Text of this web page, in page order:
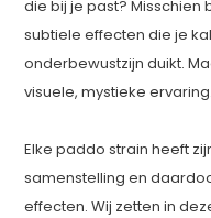
die bij je past?
subtiele effecten die je
onderbewustzijn duikt.
visuele, mystieke ervaring.
Elke paddo strain heeft
samenstelling en
effecten. Wij zetten in